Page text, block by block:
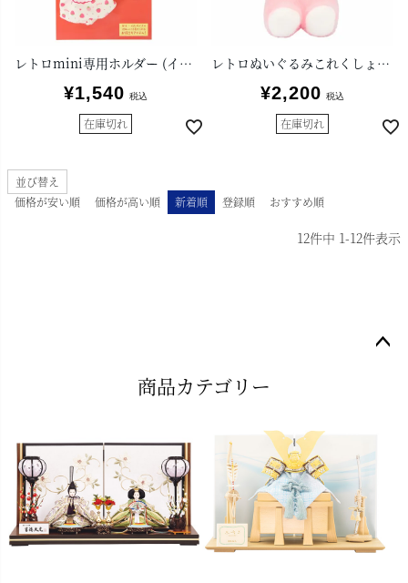
レトロmini専用ホルダー (イチゴ)
¥1,540 税込
在庫切れ
レトロぬいぐるみこれくしょんmini クリーミーうさぎ
¥2,200 税込
在庫切れ
並び替え
価格が安い順
価格が高い順 新着順 登録順 おすすめ順
12件中 1-12件表示
商品カテゴリー